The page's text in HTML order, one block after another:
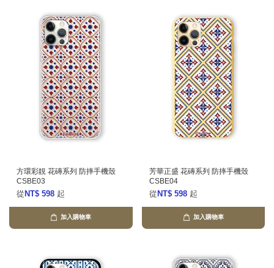
方環彩靚 花磚系列 防摔手機殼
CSBE03
從 NT$ 598 起
加入購物車
芳華正盛 花磚系列 防摔手機殼
CSBE04
從 NT$ 598 起
加入購物車